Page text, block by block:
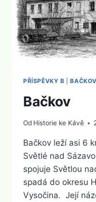
PŘÍSPĚVKY B |BAČKOV
Bačkov
Od Historie ke Kávě
Bačkov leží asi 6
Světlé nad
spojuje Světlou
spadá do okresu
Vysočina. Její